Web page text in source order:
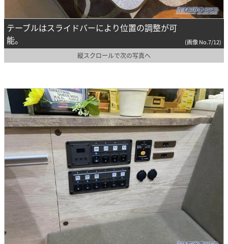
テーブルはスライドバーにより位置の調整が可
能。
(画像 No.7/12)
縦スクロールで次の写真へ